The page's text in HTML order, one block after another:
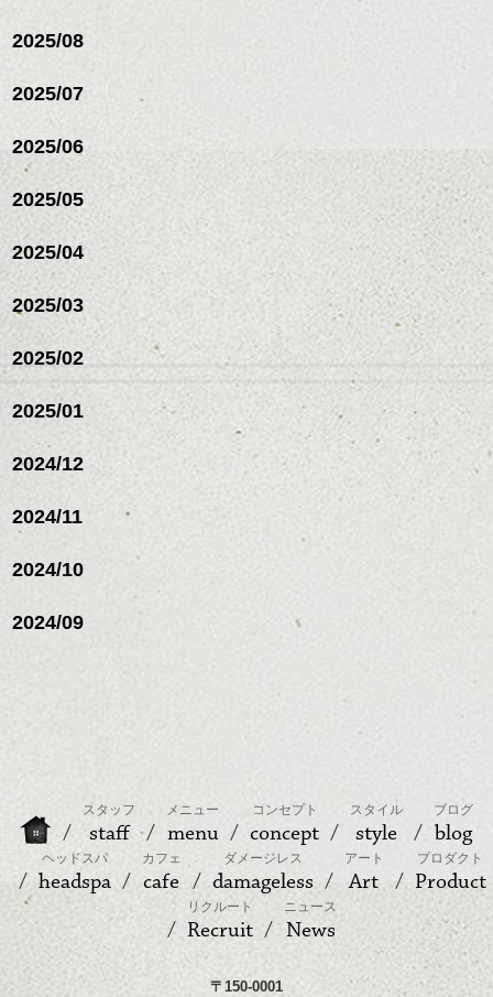
大変な２日間だったけど、楽しい時を過ご
せました。
キャンプ場にはバーカウンターがあった
り、冬はテントの床にホットカーペットを
敷いてくれたりと、初心者にもアウトドア
を楽しめるようになってるみたいです！！
ゲレンデも近くにたくさんあるので、わた
しも利用しようかなーなんて思ってます。
興味がある方は
「富士ヶ嶺(ふじがね)おいしいキャンプ場」
スパ／伸びても目立たない
ルカラー/髪質改善/TOKIOト
リートメント/ブリーチ/イン
ナーカラー/イルミナカラー/
ミニボブ/抜け感ショート/バ
レイヤージュ/縮毛矯正
ハンサムショート／ヘッド
スパ／伸びても目立たない
ヘアカラー/ハイライト/ダブ
リートメント/ブリーチ/イン
ナーカラー/イルミナカラー/
ミニボブ/抜け感ショート/バ
レイヤージュ/縮毛矯
2025/08
2025/07
2025/06
2025/05
2025/04
2025/03
2025/02
2025/01
2024/12
2024/11
2024/10
2024/09
スタッフ
staff
メニュー
menu
コンセプト
concept
スタイル
style
ブログ
blog
ヘッドスパ
headspa
カフェ
cafe
ダメージレス
damageless
アート
Art
プロダクト
Product
リクルート
Recruit
ニュース
News
〒150-0001